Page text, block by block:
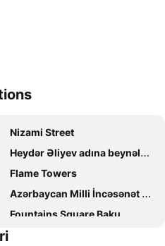
Nizami Street
Heydər Əliyev adına beynəlxalq hava limanı
Flame Towers
Azərbaycan Milli İncəsənət Muzeyi
Fountains Square Baku